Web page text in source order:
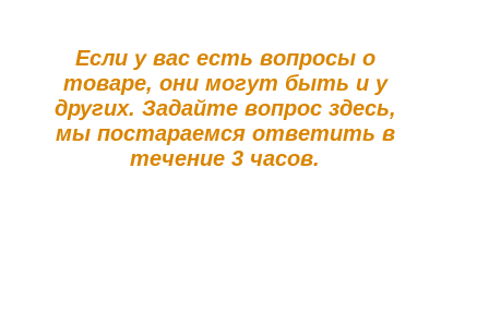
Если у вас есть вопросы о
товаре, они могут быть и у
других. Задайте вопрос здесь,
мы постараемся ответить в
течение 3 часов.